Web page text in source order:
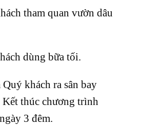
tham quan vườn dâu
dùng bữa tối.
Quý khách ra sân bay
thúc chương trình
3 đêm.